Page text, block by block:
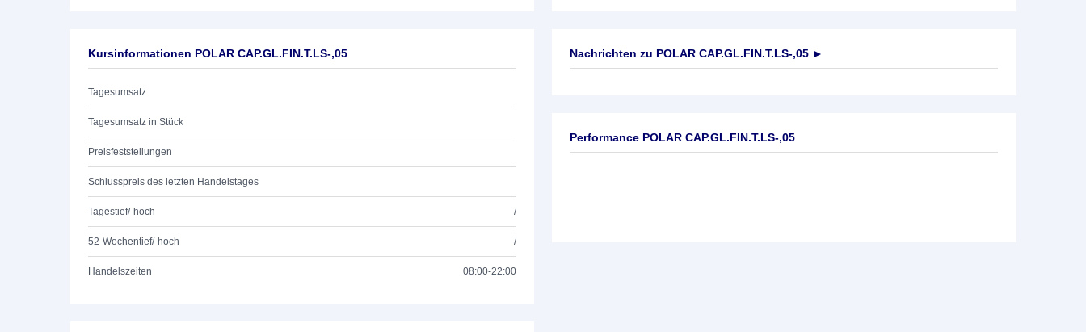
Kursinformationen POLAR CAP.GL.FIN.T.LS-,05
Tagesumsatz
Tagesumsatz in Stück
Preisfeststellungen
Schlusspreis des letzten Handelstages
Tagestief/-hoch /
52-Wochentief/-hoch /
Handelszeiten 08:00-22:00
Nachrichten zu POLAR CAP.GL.FIN.T.LS-,05 ►
Performance POLAR CAP.GL.FIN.T.LS-,05